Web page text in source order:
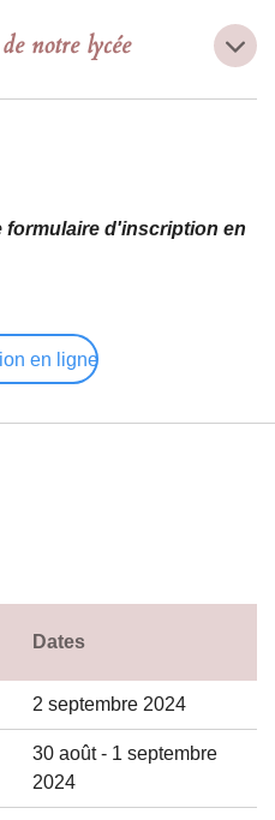
notre lycée
formulaire d'inscription en
en ligne
Dates
2 septembre 2024
30 août - 1 septembre
2024